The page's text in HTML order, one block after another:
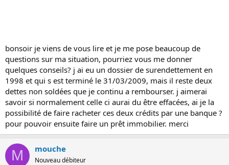
bonsoir je viens de vous lire et je me pose beaucoup de
questions sur ma situation, pourriez vous me donner
quelques conseils? j ai eu un dossier de surendettement en
1998 et qui s est terminé le 31/03/2009, mais il reste deux
dettes non soldées que je continu a rembourser. j aimerai
savoir si normalement celle ci aurai du être effacées, ai je la
possibilité de faire racheter ces deux crédits par une banque ?
pour pouvoir ensuite faire un prêt immobilier. merci
M mouche
Nouveau débiteur